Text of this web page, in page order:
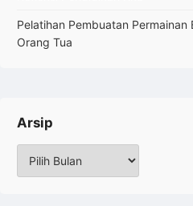
Pelatihan Pembuatan
Orang Tua
Arsip